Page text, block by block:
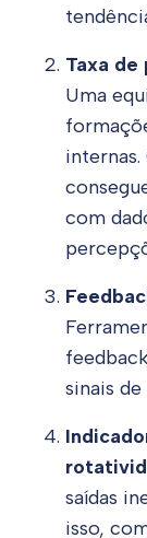
Taxa
Uma
com
sinais
saídas
isso,